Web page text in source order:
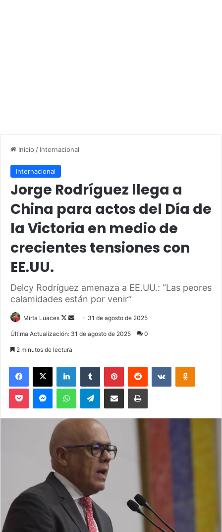
Inicio / Internacional
Internacional
Jorge Rodríguez llega a
China para actos del Día de
la Victoria en medio de
crecientes tensiones con
EE.UU.
Delcy Rodríguez amenaza a EE.UU.: “Las peores
calamidades están por venir”
Mirta Luaces
F
l
o
w
o
n
a
e
31 de agosto de 2025
Última Actualización: 31 de agosto de 2025 0
2 minutos de lectura
Telegram